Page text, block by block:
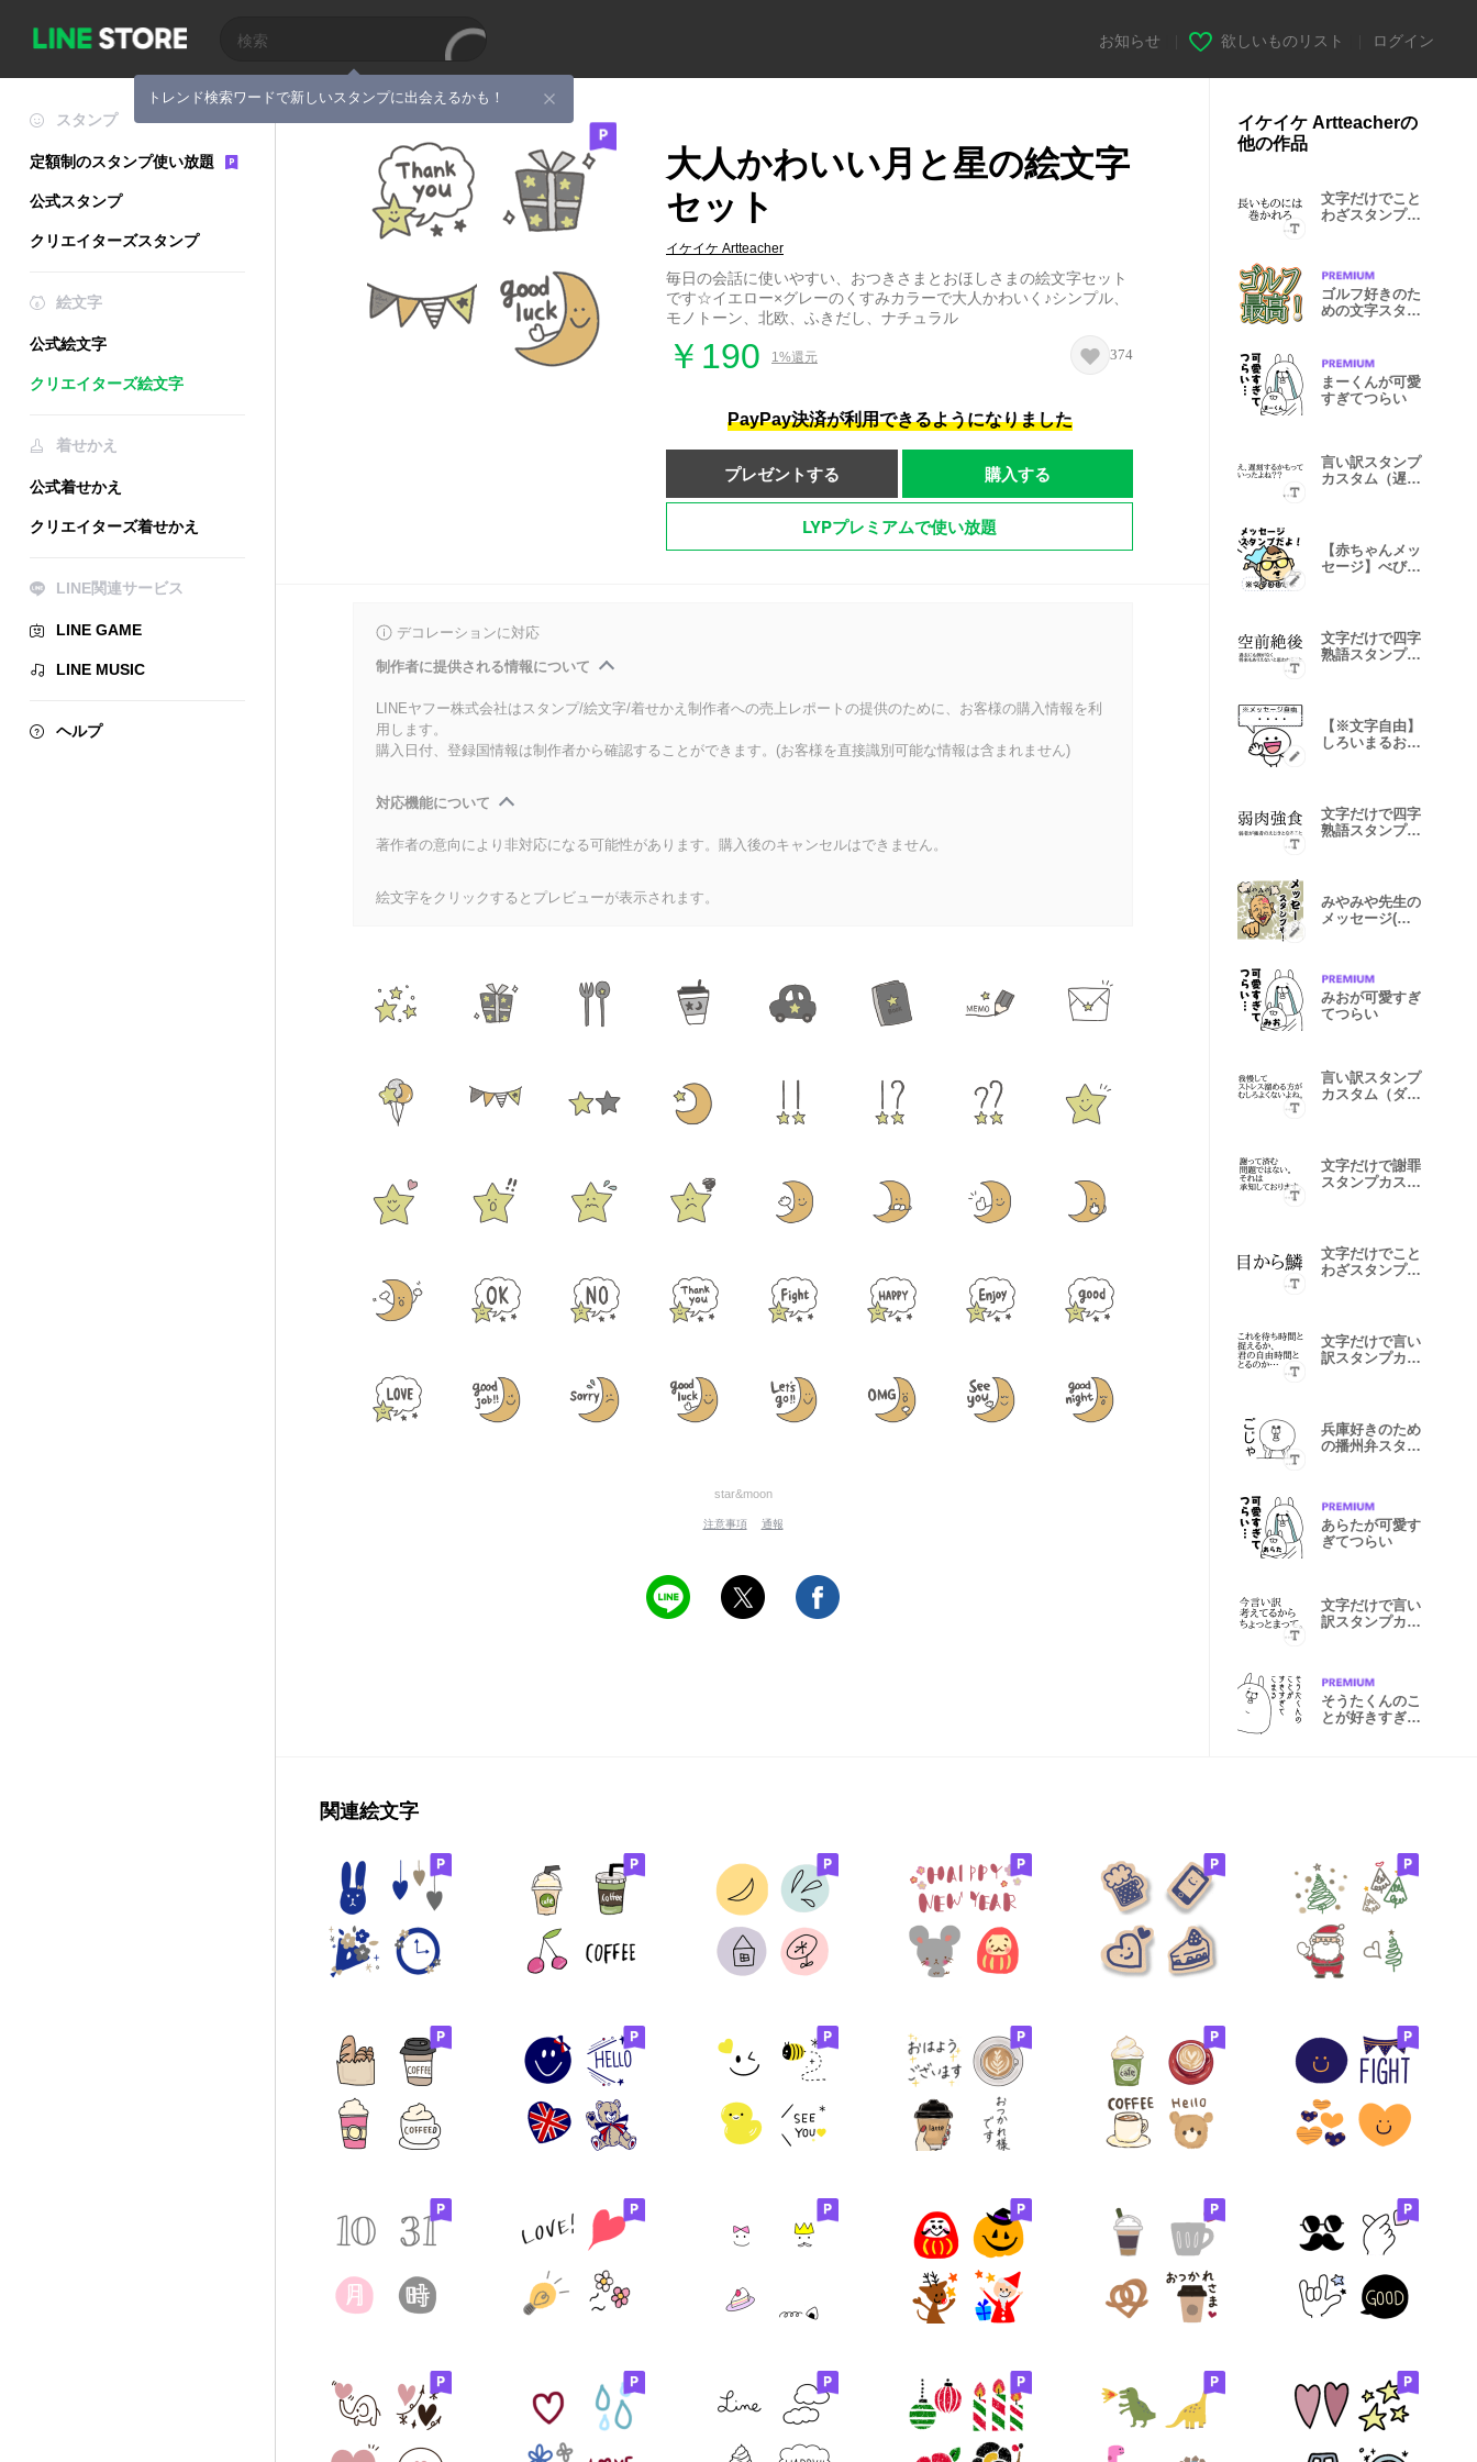
トレンド検索ワードで新しいスタンプに出会えるかも！
お知らせ 欲しいものリスト ログイン
スタンプ
定額制のスタンプ使い放題
公式スタンプ
クリエイターズスタンプ
絵文字
公式絵文字
クリエイターズ絵文字
着せかえ
公式着せかえ
クリエイターズ着せかえ
LINE関連サービス
LINE GAME
LINE MUSIC
ヘルプ
大人かわいい月と星の絵文字
セット
イケイケ Artteacher
毎日の会話に使いやすい、おつきさまとおほしさまの絵文字セット
です☆イエロー×グレーのくすみカラーで大人かわいく♪シンプル、
モノトーン、北欧、ふきだし、ナチュラル
￥190 1%還元 374
PayPay決済が利用できるようになりました
プレゼントする 購入する
LYPプレミアムで使い放題
デコレーションに対応
制作者に提供される情報について
LINEヤフー株式会社はスタンプ/絵文字/着せかえ制作者への売上レポートの提供のために、お客様の購入情報を利
用します。
購入日付、登録国情報は制作者から確認することができます。(お客様を直接識別可能な情報は含まれません)
対応機能について
著作者の意向により非対応になる可能性があります。購入後のキャンセルはできません。
絵文字をクリックするとプレビューが表示されます。
star&moon
注意事項 通報
イケイケ Artteacherの
他の作品
文字だけでこと
わざスタンプカ
ゴルフ好きのた
めの文字スタン
まーくんが可愛
すぎてつらい
言い訳スタンプ
カスタム（遅刻
【赤ちゃんメッ
セージ】べびヒ
文字だけで四字
熟語スタンプカ
【※文字自由】
しろいまるおの
文字だけで四字
熟語スタンプカ
みやみや先生の
メッセージ(文
みおが可愛すぎ
てつらい
言い訳スタンプ
カスタム（ダイ
文字だけで謝罪
スタンプカスタ
文字だけでこと
わざスタンプカ
文字だけで言い
訳スタンプカス
兵庫好きのため
の播州弁スタン
あらたが可愛す
ぎてつらい
文字だけで言い
訳スタンプカス
そうたくんのこ
とが好きすぎて
関連絵文字